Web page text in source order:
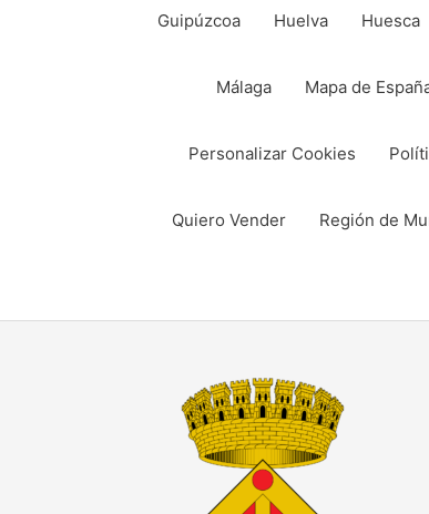
Guipúzcoa Huelva Huesca
Málaga Mapa de
Personalizar Cookies
Quiero Vender Región de